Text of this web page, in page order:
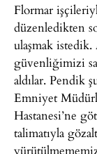
Flormar
düzenledikten
ulaşmak
güvenliğimizi
aldılar. Pendik
Emniyet
Hastanesi’ne
talimatıyla